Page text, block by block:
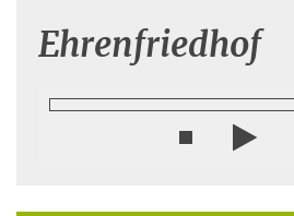
Ehrenfriedhof